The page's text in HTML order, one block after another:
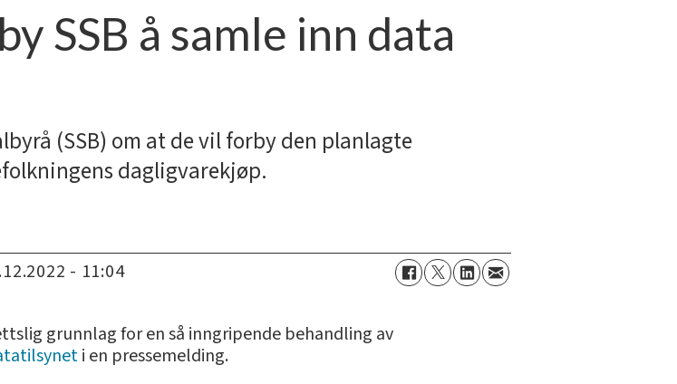
SSB å samle inn data
(SSB) om at de vil forby den planlagte
dagligvarekjøp.
- 11:04
grunnlag for en så inngripende behandling av
i en pressemelding.